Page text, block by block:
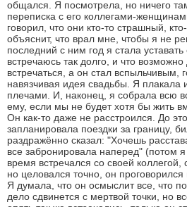
общался. Я посмотрела, но ничего
переписка с его коллегами-
говорил, что они кто-то страшный,
объяснит, что врал мне, чтобы я не
последний с ним год я стала уставать
встречаюсь так долго, и что
встречаться, а он стал вспыльчивым,
навязчивая идея свадьбы. Я плакала
плечами. И, наконец, я собрала всю
ему, если мы не будет хотя бы жить
Он как-то даже не расстроился. До
запланировала поездки за границу,
раздражённо сказал: "Хочешь
все забронировала наперед" (потом я
время встречался со своей коллегой,
но целовался точно, он проговорился
Я думала, что он осмыслит все, что
дело сдвинется с мертвой точки, но